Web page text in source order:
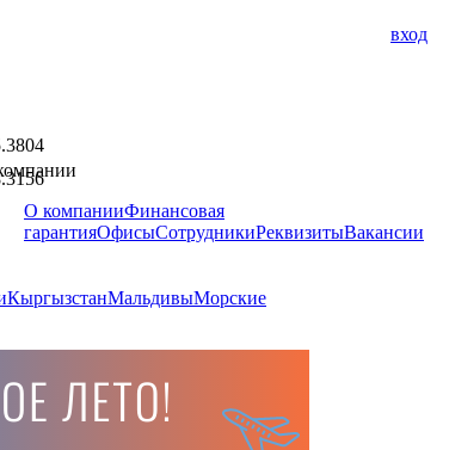
вход
О компанииФинансовая
гарантияОфисыСотрудникиРеквизитыВакансии
КыргызстанМальдивыМорские